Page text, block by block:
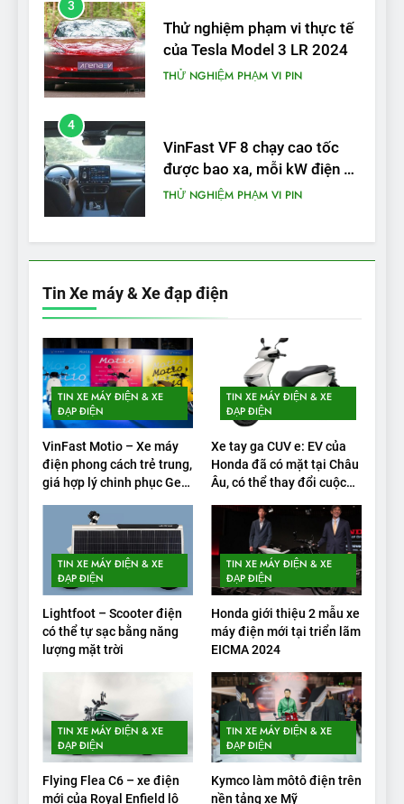
3
Thử nghiệm phạm vi thực tế
của Tesla Model 3 LR 2024
THỬ NGHIỆM PHẠM VI PIN
4
VinFast VF 8 chạy cao tốc
được bao xa, mỗi kW điện đi
được bao nhiêu km?
THỬ NGHIỆM PHẠM VI PIN
5
VinFast VF 5 di chuyển được
bao nhiêu km sau mỗi lần
THỬ NGHIỆM PHẠM VI PIN
1
Xe điện Trung Quốc với pin
‘bán rắn’ đi được 554 dặm
trong bài kiểm tra phạm vi
THỬ NGHIỆM PHẠM VI PIN
2
Test quãng đường thực tế
của VinFast VF3: Vượt công
bố từ nhà sản xuất
THỬ NGHIỆM PHẠM VI PIN
Thử nghiệm phạm vi thực tế
của Tesla Model 3 LR 2024
THỬ NGHIỆM PHẠM VI PIN
4
VinFast VF 8 chạy cao tốc
được bao xa, mỗi kW điện đi
được bao nhiêu km?
THỬ NGHIỆM PHẠM VI PIN
Tin Xe máy & Xe đạp điện
TIN XE MÁY ĐIỆN & XE
ĐẠP ĐIỆN
VinFast Motio – Xe máy
điện phong cách trẻ trung,
giá hợp lý chinh phục Gen
TIN XE MÁY ĐIỆN & XE
ĐẠP ĐIỆN
Xe tay ga CUV e: EV của
Honda đã có mặt tại Châu
Âu, có thể thay đổi cuộc
TIN XE MÁY ĐIỆN & XE
ĐẠP ĐIỆN
Lightfoot – Scooter điện
có thể tự sạc bằng năng
lượng mặt trời
TIN XE MÁY ĐIỆN & XE
ĐẠP ĐIỆN
Honda giới thiệu 2 mẫu xe
máy điện mới tại triển lãm
EICMA 2024
TIN XE MÁY ĐIỆN & XE
ĐẠP ĐIỆN
Flying Flea C6 – xe điện
mới của Royal Enfield lộ
TIN XE MÁY ĐIỆN & XE
ĐẠP ĐIỆN
Kymco làm môtô điện trên
nền tảng xe Mỹ